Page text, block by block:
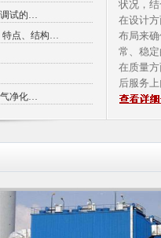
调试的…
特点、结构…
气净化…
状况，
在设计
布局来
常、稳
在质量
后服务